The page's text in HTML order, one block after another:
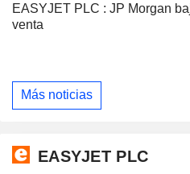
EASYJET PLC : JP Morgan
venta
Más noticias
EASYJET PLC